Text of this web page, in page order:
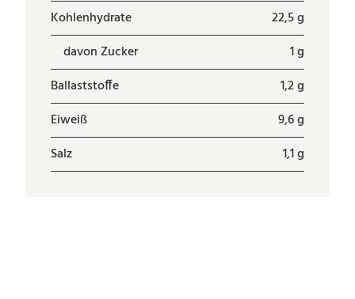
Kohlenhydrate
22,5 g
davon Zucker
1 g
Ballaststoffe
1,2 g
Eiweiß
9,6 g
Salz
1,1 g